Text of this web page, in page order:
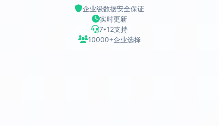
企业级数据安全保证
实时更新
7*12支持
10000+企业选择